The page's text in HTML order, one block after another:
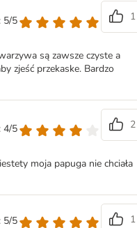
5/5
1
są zawsze czyste a
zjeść przekaske. Bardzo
4/5
2
moja papuga nie chciała
5/5
1